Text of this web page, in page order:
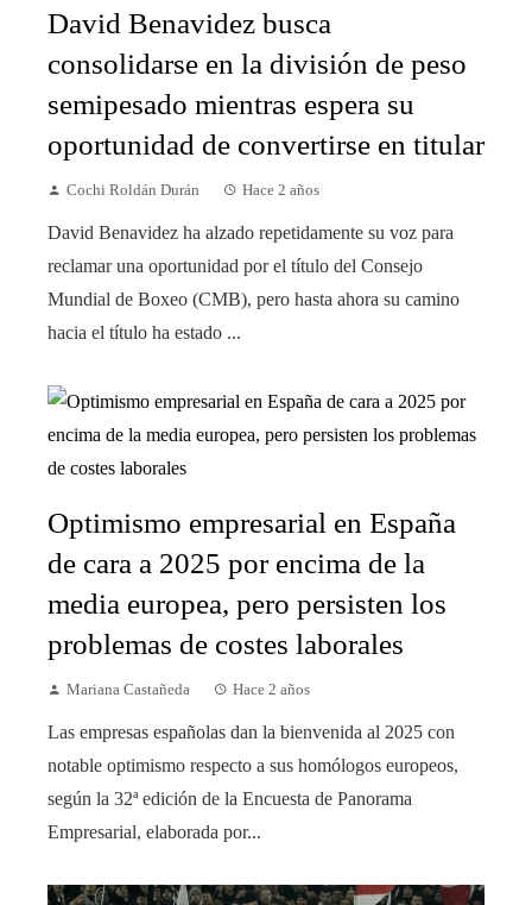
David Benavidez busca
consolidarse en la división de peso
semipesado mientras espera su
oportunidad de convertirse en titular
Cochi Roldán Durán Hace 2 años
David Benavidez ha alzado repetidamente su voz para
reclamar una oportunidad por el título del Consejo
Mundial de Boxeo (CMB), pero hasta ahora su camino
hacia el título ha estado ...
Optimismo empresarial en España
de cara a 2025 por encima de la
media europea, pero persisten los
problemas de costes laborales
Mariana Castañeda Hace 2 años
Las empresas españolas dan la bienvenida al 2025 con
notable optimismo respecto a sus homólogos europeos,
según la 32ª edición de la Encuesta de Panorama
Empresarial, elaborada por...